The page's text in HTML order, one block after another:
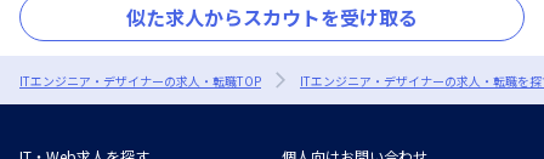
似た求人からスカウトを受け取る
ITエンジニア・デザイナーの求人・転職TOP ITエンジニア・デザイナーの求人・転職を